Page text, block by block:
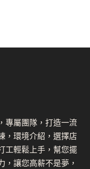
專屬團隊，打造一流
，環境介紹，選擇店
工輕鬆上手，幫您擺
，讓您高薪不是夢，